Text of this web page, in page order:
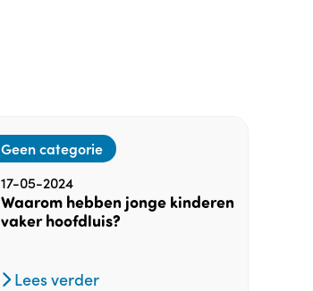
Geen categorie
17-05-2024
Waarom hebben jonge kinderen
vaker hoofdluis?
Lees verder